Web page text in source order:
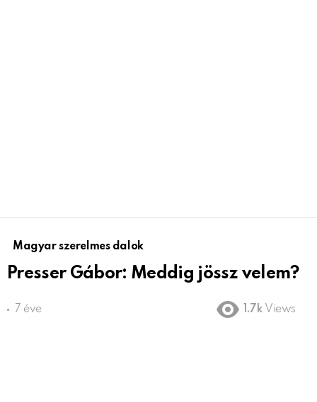
Magyar szerelmes dalok
Presser Gábor: Meddig jössz velem?
7 éve 1.7k Views